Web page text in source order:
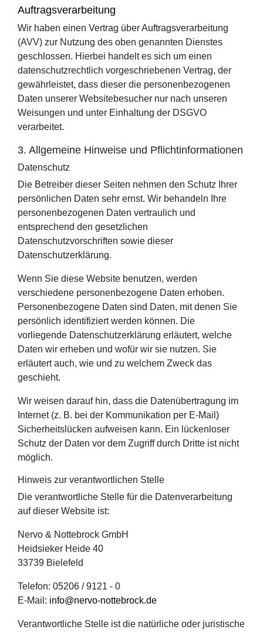
Auftragsverarbeitung
Wir haben einen Vertrag über Auftragsverarbeitung
(AVV) zur Nutzung des oben genannten Dienstes
geschlossen. Hierbei handelt es sich um einen
datenschutzrechtlich vorgeschriebenen Vertrag, der
gewährleistet, dass dieser die personenbezogenen
Daten unserer Websitebesucher nur nach unseren
Weisungen und unter Einhaltung der DSGVO
verarbeitet.
3. Allgemeine Hinweise und Pflicht­informationen
Datenschutz
Die Betreiber dieser Seiten nehmen den Schutz Ihrer
persönlichen Daten sehr ernst. Wir behandeln Ihre
personenbezogenen Daten vertraulich und
entsprechend den gesetzlichen
Datenschutzvorschriften sowie dieser
Datenschutzerklärung.
Wenn Sie diese Website benutzen, werden
verschiedene personenbezogene Daten erhoben.
Personenbezogene Daten sind Daten, mit denen Sie
persönlich identifiziert werden können. Die
vorliegende Datenschutzerklärung erläutert, welche
Daten wir erheben und wofür wir sie nutzen. Sie
erläutert auch, wie und zu welchem Zweck das
geschieht.
Wir weisen darauf hin, dass die Datenübertragung im
Internet (z. B. bei der Kommunikation per E-Mail)
Sicherheitslücken aufweisen kann. Ein lückenloser
Schutz der Daten vor dem Zugriff durch Dritte ist nicht
möglich.
Hinweis zur verantwortlichen Stelle
Die verantwortliche Stelle für die Datenverarbeitung
auf dieser Website ist:
Nervo & Nottebrock GmbH
Heidsieker Heide 40
33739 Bielefeld
Telefon: 05206 / 9121 - 0
E-Mail: info@nervo-nottebrock.de
Verantwortliche Stelle ist die natürliche oder juristische